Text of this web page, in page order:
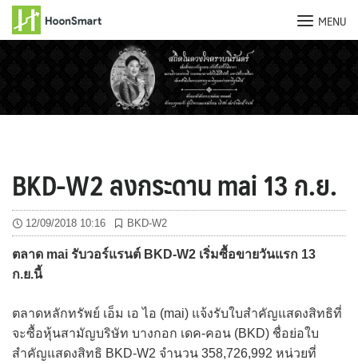
MENU
BKD-W2 ลงกระดาน mai 13 ก.ย.
12/09/2018 10:16 BKD-W2
ตลาด mai รับวอร์แรนต์ BKD-W2 เริ่มซื้อขายวันแรก 13
ก.ย.นี้
ตลาดหลักทรัพย์ เอ็ม เอ ไอ (mai) แจ้งรับใบสำคัญแสดงสิทธิที่
จะซื้อหุ้นสามัญบริษัท บางกอก เดค-คอน (BKD) ชื่อย่อใบ
สำคัญแสดงสิทธิ BKD-W2 จำนวน 358,726,992 หน่วยที่